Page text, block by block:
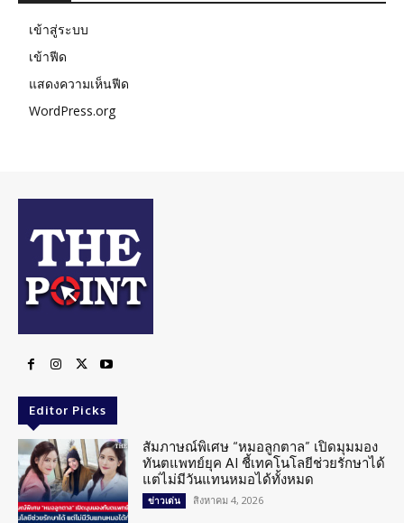
เข้าสู่ระบบ
เข้าฟีด
แสดงความเห็นฟีด
WordPress.org
Editor Picks
สัมภาษณ์พิเศษ “หมอลูกตาล” เปิดมุมมอง
ทันตแพทย์ยุค AI ชี้เทคโนโลยีช่วยรักษาได้
แต่ไม่มีวันแทนหมอได้ทั้งหมด
ข่าวเด่น สิงหาคม 4, 2026